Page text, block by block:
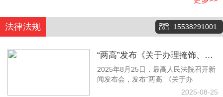
法律法规 15538291001
“两高”发布《关于办理掩饰、隐
瞒犯罪所得、犯罪所得收益刑事
案件适用法律若干问题的解释》
2025年8月25日，最高人民法院召开新
闻发布会，发布“两高”《关于办
2025-08-25